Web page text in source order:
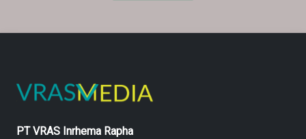
PT VRAS Inrhema Rapha